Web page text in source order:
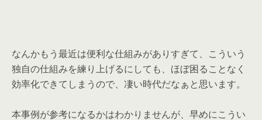
なんかもう最近は便利な仕組みがありすぎて、こういう
独自の仕組みを練り上げるにしても、ほぼ困ることなく
効率化できてしまうので、凄い時代だなぁと思います。
本事例が参考になるかはわかりませんが、早めにこうい